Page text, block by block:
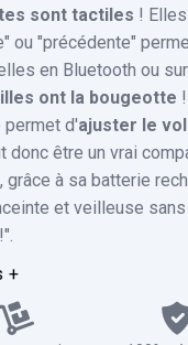
sont tactiles !
ou "précédente"
en Bluetooth ou
ont la bougeotte
permet d'ajuster le
donc être un vrai
grâce à sa batterie
et veilleuse